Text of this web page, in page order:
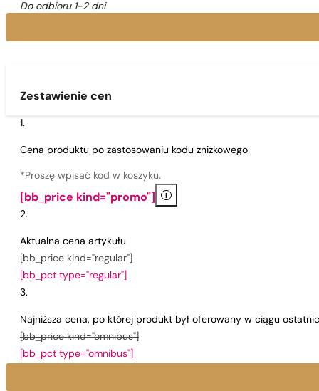
Do odbioru 1-2 dni
Zestawienie cen
Cena produktu po zastosowaniu kodu zniżkowego
*Proszę wpisać kod w koszyku.
[bb_price kind="promo"] i
Aktualna cena artykułu
[bb_price kind="regular"]
[bb_pct type="regular"]
Najniższa cena, po której produkt był oferowany w ciągu
[bb_price kind="omnibus"]
[bb_pct type="omnibus"]